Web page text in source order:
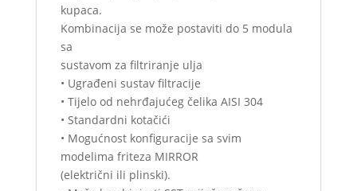
kupaca.
Kombinacija se može postaviti do 5 modula
sa
sustavom za filtriranje ulja
• Ugrađeni sustav filtracije
• Tijelo od nehrđajućeg čelika AISI 304
• Standardni kotačići
• Mogućnost konfiguracije sa svim
modelima friteza MIRROR
(električni ili plinski).